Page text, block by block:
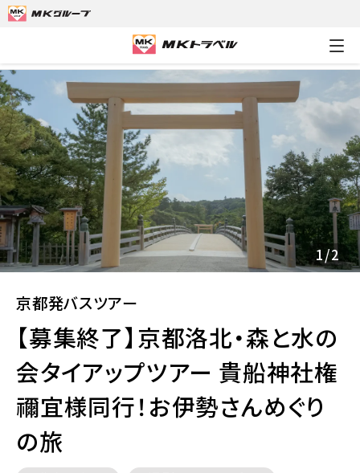
京都発バスツアー 【募集終了】京都洛北・森
1/2
京都発バスツアー
【募集終了】京都洛北・森と水の
会タイアップツアー 貴船神社権
禰宜様同行！お伊勢さんめぐり
の旅